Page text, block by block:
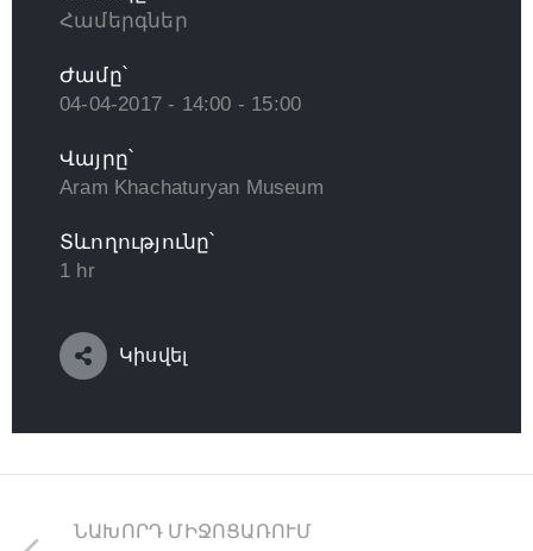
Համերգներ
Ժամը՝
04-04-2017 - 14:00 - 15:00
Վայրը՝
Aram Khachaturyan Museum
Տևողությունը՝
1 hr
Կիսվել
ՆԱԽՈՐԴ ՄԻՋՈՑԱՌՈՒՄ